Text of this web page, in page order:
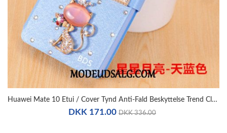
Huawei Mate 10 Etui / Cover Tynd Anti-Fald Beskyttelse Trend Clamshell
DKK 171.00 DKK 336.00